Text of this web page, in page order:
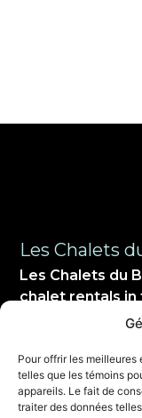
Pour offrir les
telles que les témoins
appareils. Le fait de
traiter des données
Les Chalets
Les Chalets du
chalet rentals